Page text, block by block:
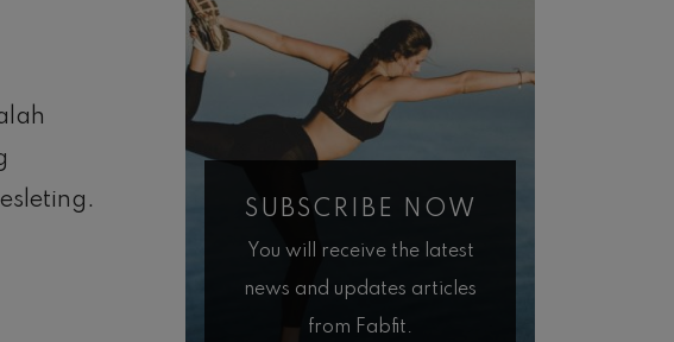
SUBSCRIBE NOW
You will receive the latest
news and updates articles
from Fabfit.